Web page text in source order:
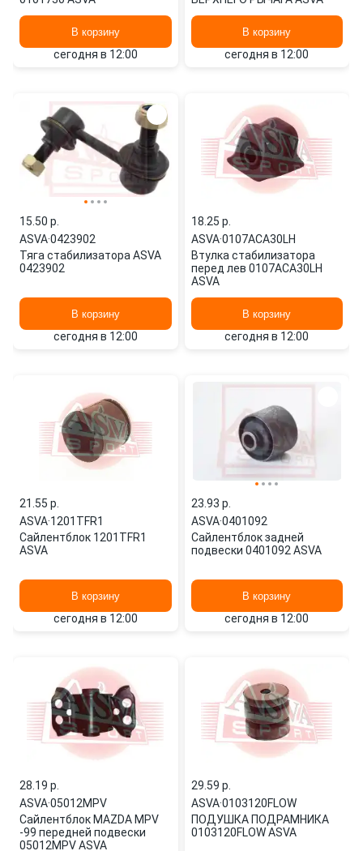
В корзину
сегодня в 12:00
В корзину
сегодня в 12:00
15.50 p.
ASVA·0423902
Тяга стабилизатора ASVA
0423902
В корзину
сегодня в 12:00
18.25 p.
ASVA·0107ACA30LH
Втулка стабилизатора
перед лев 0107ACA30LH
ASVA
В корзину
сегодня в 12:00
21.55 p.
ASVA·1201TFR1
Сайлентблок 1201TFR1
ASVA
В корзину
сегодня в 12:00
23.93 p.
ASVA·0401092
Сайлентблок задней
подвески 0401092 ASVA
В корзину
сегодня в 12:00
28.19 p.
ASVA·05012MPV
Сайлентблок MAZDA MPV
-99 передней подвески
05012MPV ASVA
29.59 p.
ASVA·0103120FLOW
ПОДУШКА ПОДРАМНИКА
0103120FLOW ASVA